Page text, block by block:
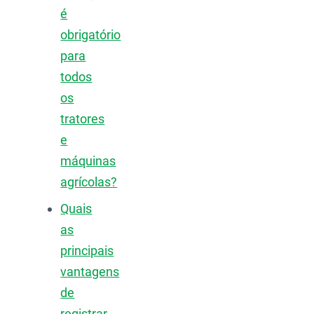
é
obrigatório
para
todos
os
tratores
e
máquinas
agrícolas?
Quais
as
principais
vantagens
de